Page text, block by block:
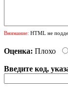
Внимание: HTML не
Оценка: Плохо
Введите код,